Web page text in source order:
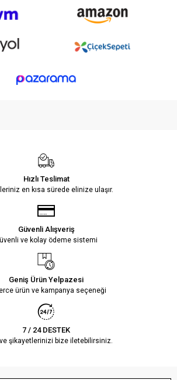
Hızlı Teslimat
en kısa sürede elinize ulaşır.
Güvenli Alışveriş
ve kolay ödeme sistemi
Geniş Ürün Yelpazesi
ürün ve kampanya seçeneği
7 / 24 DESTEK
şikayetlerinizi bize iletebilirsiniz.